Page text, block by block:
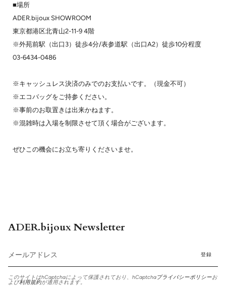
■場所
ADER.bijoux SHOWROOM
東京都港区北青山2-11-9 4階
※外苑前駅（出口3）徒歩4分/表参道駅（出口A2）徒歩10分程度
03-6434-0486
※キャッシュレス決済のみでのお支払いです。（現金不可）
※エコバッグをご持参ください。
※事前のお取置きは出来かねます。
※混雑時は入場を制限させて頂く場合がございます。
ぜひこの機会にお立ち寄りくださいませ。
ADER.bijoux Newsletter
登録
このサイトはhCaptchaによって保護されており、hCaptchaプライバシーポリシーお
よび利用規約が適用されます。